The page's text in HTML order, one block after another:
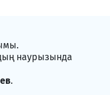
наурызында
.